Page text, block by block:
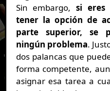
Sin embargo,si eres
tener la opción de
parte superior, se
ningún problema.
dos palancas que
forma competente,
asignar esa tarea a